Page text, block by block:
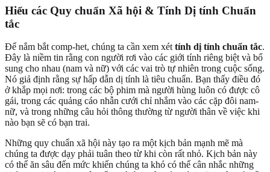
Hiểu các Quy chuẩn Xã hội & Tính Dị tính Chuẩn
tắc
Để nắm bắt comp-het, chúng ta cần xem xéttính dị tính chuẩn tắc.
Đây là niềm tin rằng con người rơi vào các giới tính riêng biệt và bổ
sung cho nhau (nam và nữ) với các vai trò tự nhiên trong cuộc sống.
Nó giả định rằng sự hấp dẫn dị tính là tiêu chuẩn. Bạn thấy điều đó
ở khắp mọi nơi: trong các bộ phim mà người hùng luôn có được cô
gái, trong các quảng cáo nhẫn cưới chỉ nhắm vào các cặp đôi nam-
nữ, và trong những câu hỏi thông thường từ người thân về việc khi
nào bạn sẽ có bạn trai.
Những quy chuẩn xã hội này tạo ra một kịch bản mạnh mẽ mà
chúng ta được dạy phải tuân theo từ khi còn rất nhỏ. Kịch bản này
có thể ăn sâu đến mức khiến chúng ta khó có thể cân nhắc những